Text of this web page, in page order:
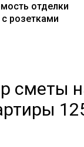
отделки
розетками
сметы